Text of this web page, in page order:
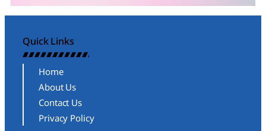
Quick Links
Home
About Us
Contact Us
Privacy Policy